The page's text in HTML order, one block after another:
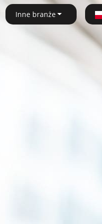
Inne branże